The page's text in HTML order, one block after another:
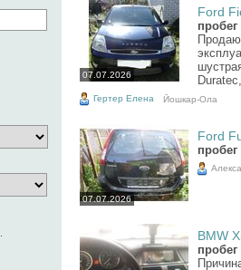
07.07.2026
Ford
Гертер Елена Йошкар-Ола
07.07.2026
Ford
BMW